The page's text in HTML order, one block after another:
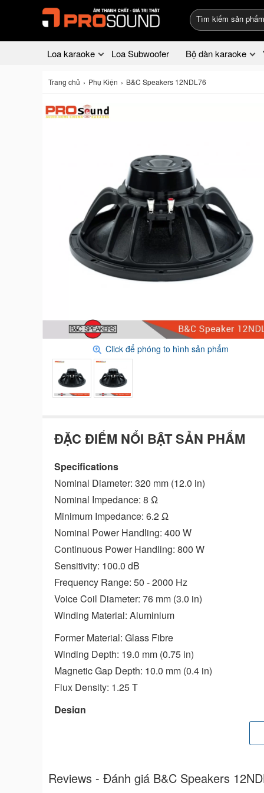
Loa karaoke Loa Subwoofer Bộ dàn karaoke
Trang chủ Phụ Kiện B&C Speakers 12NDL76
Click để phóng to hình sản phẩm
ĐẶC ĐIỂM NỔI BẬT SẢN PHẨM
Specifications
Nominal Diameter: 320 mm (12.0 in)
Nominal Impedance: 8 Ω
Minimum Impedance: 6.2 Ω
Nominal Power Handling: 400 W
Continuous Power Handling: 800 W
Sensitivity: 100.0 dB
Frequency Range: 50 - 2000 Hz
Voice Coil Diameter: 76 mm (3.0 in)
Winding Material: Aluminium
Former Material: Glass Fibre
Winding Depth: 19.0 mm (0.75 in)
Magnetic Gap Depth: 10.0 mm (0.4 in)
Flux Density: 1.25 T
Design
Spider: Single
Reviews - Đánh giá B&C Speakers